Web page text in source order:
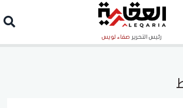
رئيس التحرير صفاء لويس